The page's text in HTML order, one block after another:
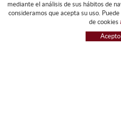
mediante el análisis de sus hábitos de
consideramos que acepta su uso.
de cookies
Acepto